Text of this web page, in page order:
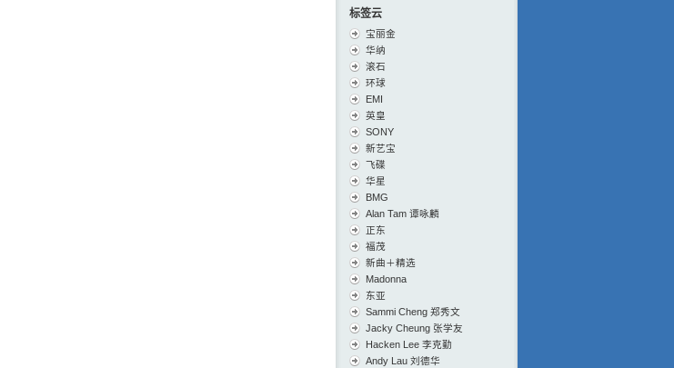
标签云
宝丽金
华纳
滚石
环球
EMI
英皇
SONY
新艺宝
飞碟
华星
BMG
Alan Tam 谭咏麟
正东
福茂
新曲＋精选
Madonna
东亚
Sammi Cheng 郑秀文
Jacky Cheung 张学友
Hacken Lee 李克勤
Andy Lau 刘德华